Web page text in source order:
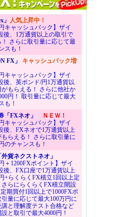
人気上昇中！
キャッシュバック】ザイ
後、1万通貨以上の取引で
！ さらに取引量に応じて最
スも！
FX」 キャッシュバック増
キャッシュバック】ザイ
後、英ポンド/円1万通貨以
がもらえる！ さらに他社か
円！ 取引量に応じて最大
も！
「FXネオ」
ＮＥＷ！
キャッシュバック】ザイ
後、FXネオで1万通貨以上
らえる！ さらに取引量に
のチャンスも！
貨ネクストネオ」
＋1200FXポイント】ザイ
後、FX口座で1万通貨以上
+らくらくFX積立1回以上定
さらにらくらくFX積立開設
期買付1回以上で1000FXポ
量に応じて最大100万円に
と理解度テスト合格など
と取引で最大4000円！